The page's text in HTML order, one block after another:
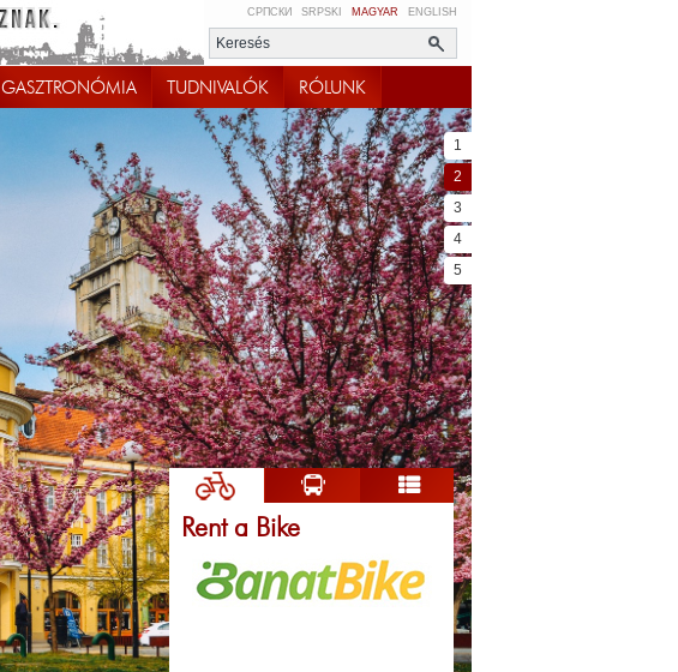
СРПСКИ SRPSKI MAGYAR ENGLISH
GASZTRONÓMIA TUDNIVALÓK RÓLUNK
1
2
3
4
5
Rent a Bike